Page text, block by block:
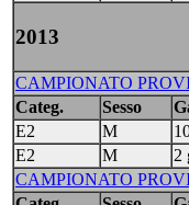
2013
CAMPIONATO
Categ.
Sesso
E2
M
E2
M
2
CAMPIONATO